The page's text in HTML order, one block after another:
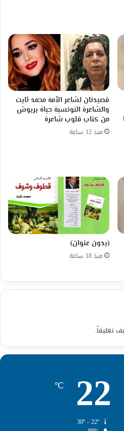
قصيدتان لشاعر الأمة محمد ثابت
والشاعرة التونسية حياة بربوش
من كتاب قلوب شاعرة
منذ 12 ساعة
(بدون عنوان)
منذ 18 ساعة
تعليقاً.
22
℃